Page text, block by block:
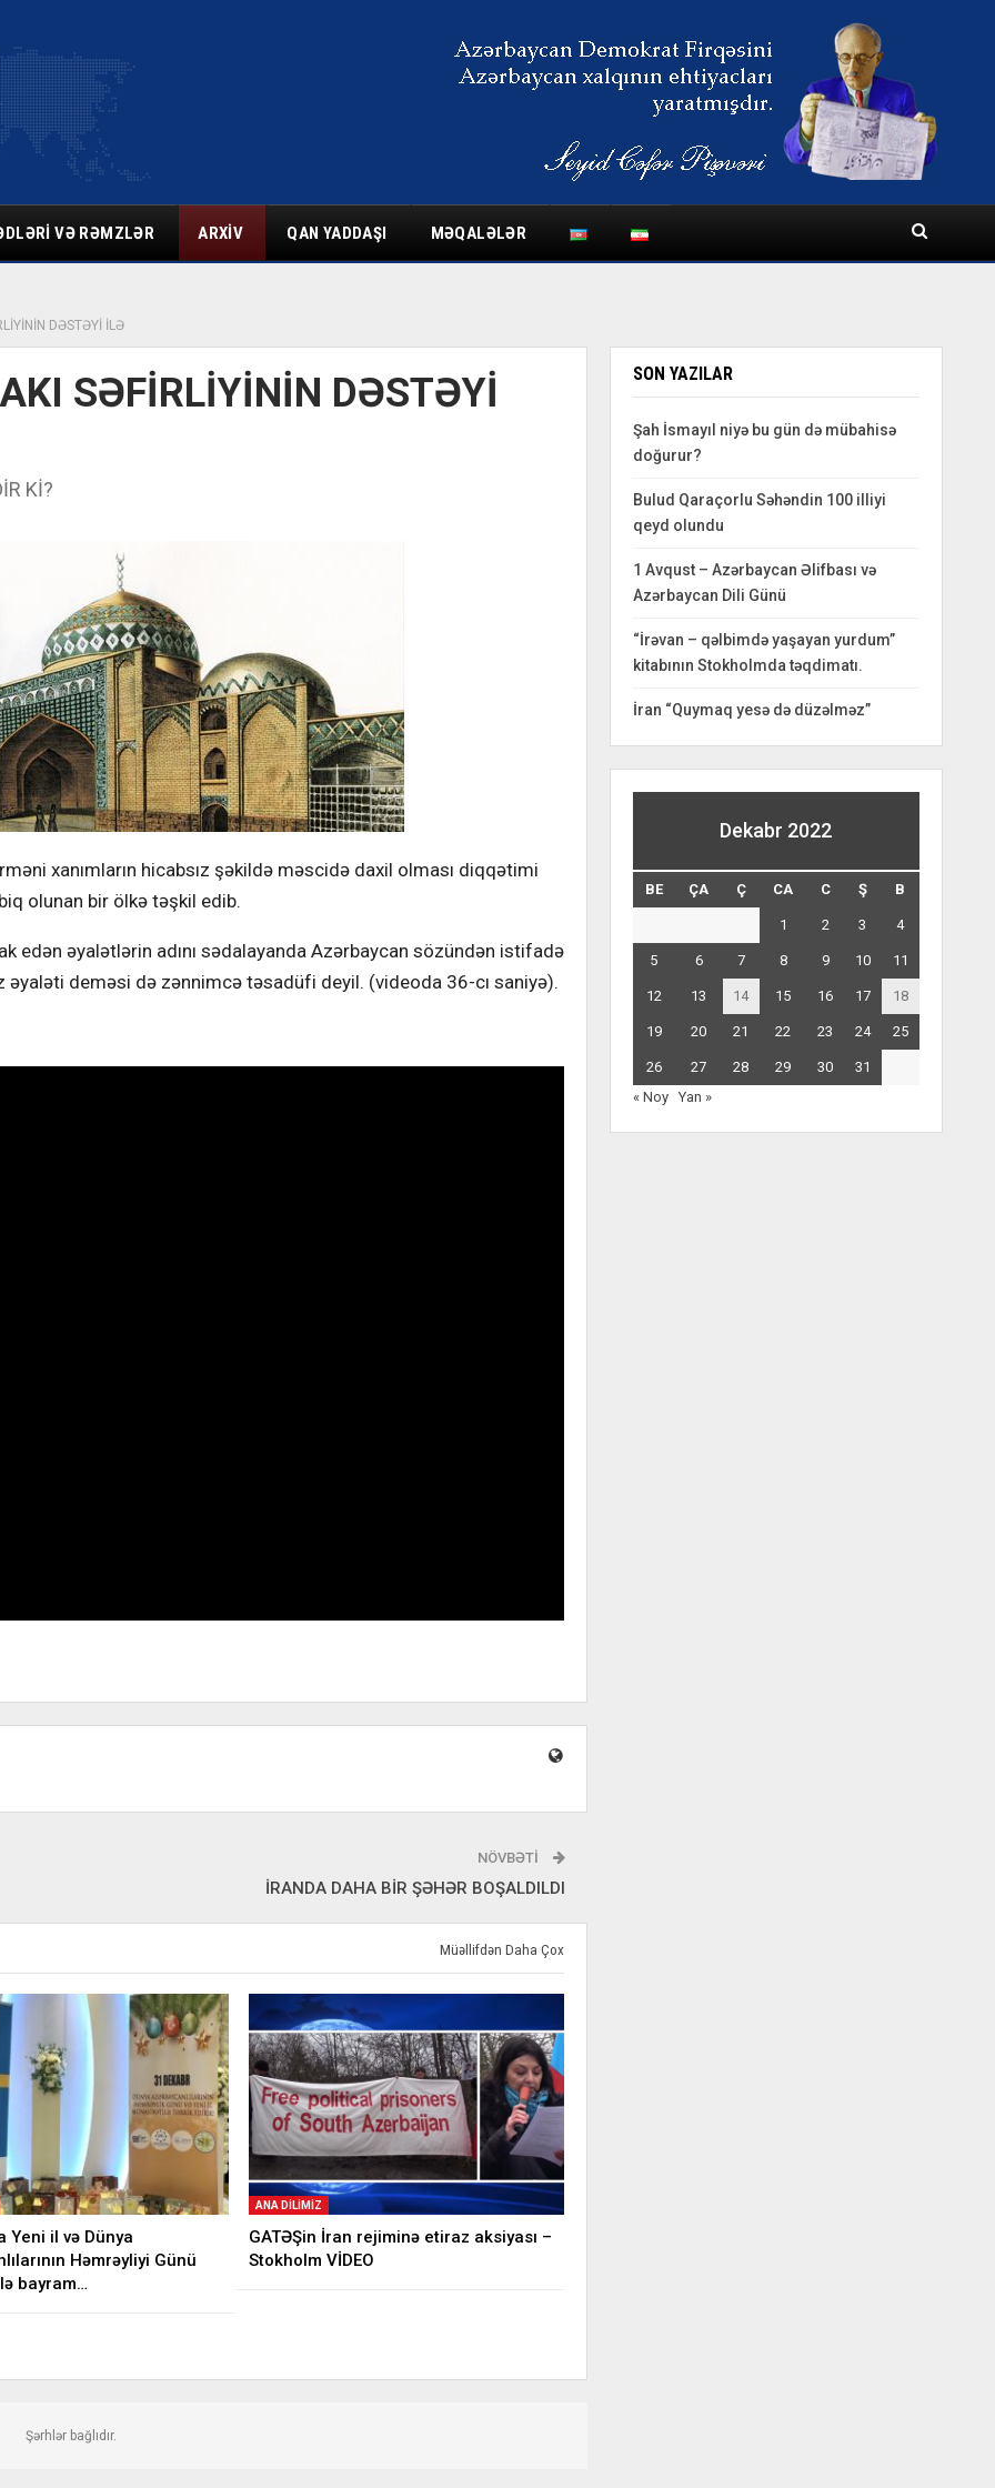
VƏ RƏMZLƏR ARXIV QAN YADDAŞI MƏQALƏLƏR
DƏSTƏYİ İLƏ
SƏFİRLİYİNİN DƏSTƏYİ
Kİ?
xanımların hicabsız şəkildə məscidə daxil olması diqqətimi
olunan bir ölkə təşkil edib.
edən əyalətlərin adını sədalayanda Azərbaycan sözündən istifadə
əyaləti deməsi də zənnimcə təsadüfi deyil. (videoda 36-cı saniyə).
NÖVBƏTI
İRANDA DAHA BİR ŞƏHƏR BOŞALDILDI
Müəllifdən Daha Çox
Yeni il və Dünya
Həmrəyliyi Günü
bayram…
ANA DILIMIZ
GATƏŞin İran rejiminə etiraz aksiyası –
Stokholm VİDEO
Şərhlər bağlıdır.
SON YAZILAR
Şah İsmayıl niyə bu gün də mübahisə
doğurur?
Bulud Qaraçorlu Səhəndin 100 illiyi
qeyd olundu
1 Avqust – Azərbaycan Əlifbası və
Azərbaycan Dili Günü
“İrəvan – qəlbimdə yaşayan yurdum”
kitabının Stokholmda təqdimatı.
İran “Quymaq yesə də düzəlməz”
Dekabr 2022
BE ÇA Ç CA C Ş B
1 2 3 4
5 6 7 8 9 10 11
12 13 14 15 16 17 18
19 20 21 22 23 24 25
26 27 28 29 30
31
« Noy
Yan »